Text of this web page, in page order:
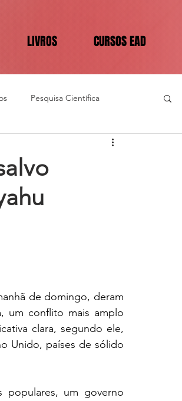
LIVROS CURSOS EAD
Pesquisa Científica
de domingo, deram
um conflito mais amplo
clara, segundo ele,
Unido, países de sólido
populares, um governo